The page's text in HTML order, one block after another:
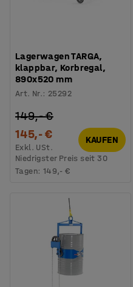
Lagerwagen TARGA,
klappbar, Korbregal,
890x520 mm
Art. Nr.: 25292
145,- €
149,- €
Exkl. USt.
KAUFEN
Niedrigster Preis seit 30
Tagen: 149,- €